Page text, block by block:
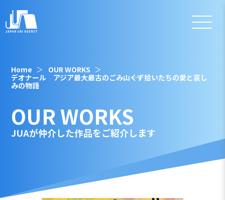
Home
OUR WORKS
デオナール アジア最大最古のごみ山――くず拾いたちの愛と哀し
みの物語
OUR WORKS
JUAが仲介した作品をご紹介します